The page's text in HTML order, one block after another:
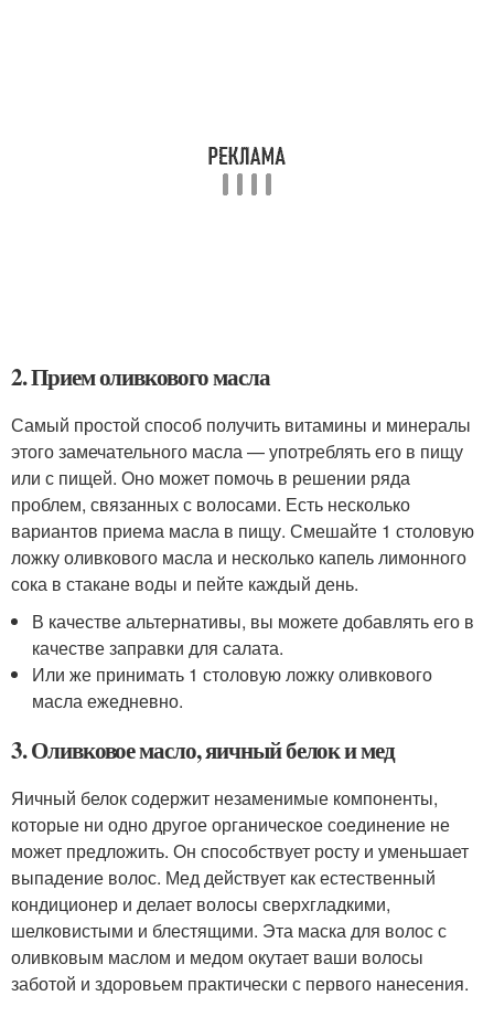
2. Прием оливкового масла
Самый простой способ получить витамины и минералы
этого замечательного масла — употреблять его в пищу
или с пищей. Оно может помочь в решении ряда
проблем, связанных с волосами. Есть несколько
вариантов приема масла в пищу. Смешайте 1 столовую
ложку оливкового масла и несколько капель лимонного
сока в стакане воды и пейте каждый день.
В качестве альтернативы, вы можете добавлять его в
качестве заправки для салата.
Или же принимать 1 столовую ложку оливкового
масла ежедневно.
3. Оливковое масло, яичный белок и мед
Яичный белок содержит незаменимые компоненты,
которые ни одно другое органическое соединение не
может предложить. Он способствует росту и уменьшает
выпадение волос. Мед действует как естественный
кондиционер и делает волосы сверхгладкими,
шелковистыми и блестящими. Эта маска для волос с
оливковым маслом и медом окутает ваши волосы
заботой и здоровьем практически с первого нанесения.